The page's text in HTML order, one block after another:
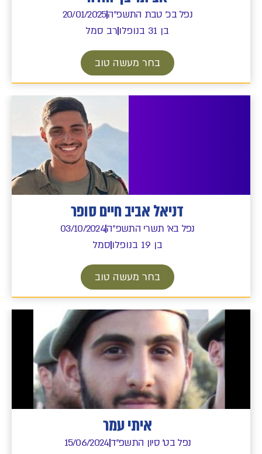
נפל בכ' טבת התשפ"ה20/01/2025
בן 31 בנופלו
רב סמל
בחר מעשה טוב
דניאל אביב חיים סופר
נפל בא' תשרי התשפ"ה03/10/2024
בן 19 בנופלו
סמל
בחר מעשה טוב
איתי עמר
נפל בט' סיון התשפ"ד15/06/2024